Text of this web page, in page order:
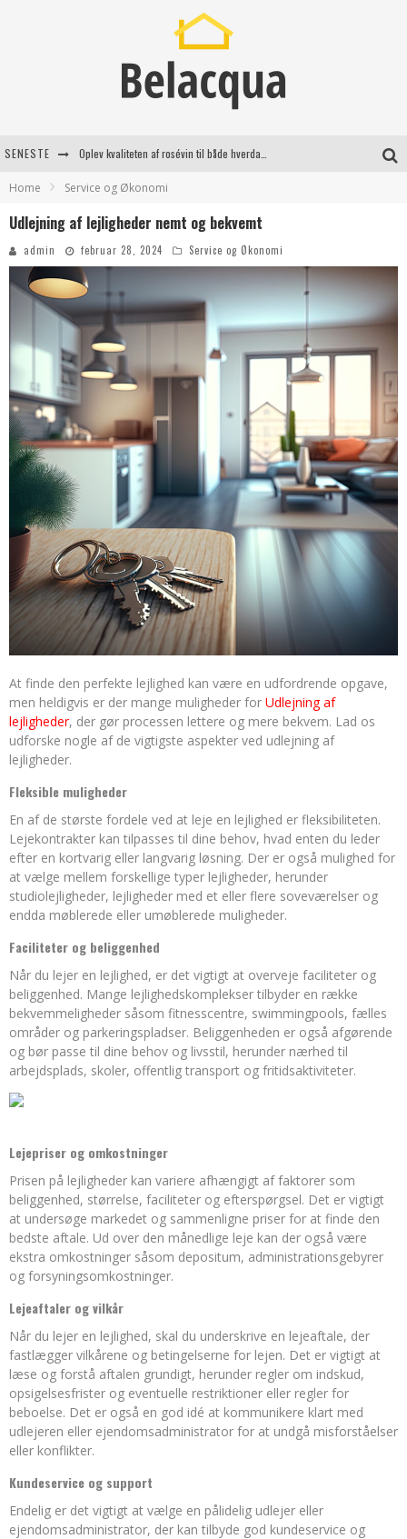
SENESTE
Home Service og Økonomi
Udlejning af lejligheder nemt og bekvemt
admin februar 28, 2024 Service og Økonomi
At finde den perfekte lejlighed kan være en udfordrende opgave,
men heldigvis er der mange muligheder for Udlejning af
lejligheder, der gør processen lettere og mere bekvem. Lad os
udforske nogle af de vigtigste aspekter ved udlejning af
lejligheder.
Fleksible muligheder
En af de største fordele ved at leje en lejlighed er fleksibiliteten.
Lejekontrakter kan tilpasses til dine behov, hvad enten du leder
efter en kortvarig eller langvarig løsning. Der er også mulighed for
at vælge mellem forskellige typer lejligheder, herunder
studiolejligheder, lejligheder med et eller flere soveværelser og
endda møblerede eller umøblerede muligheder.
Faciliteter og beliggenhed
Når du lejer en lejlighed, er det vigtigt at overveje faciliteter og
beliggenhed. Mange lejlighedskomplekser tilbyder en række
bekvemmeligheder såsom fitnesscentre, swimmingpools, fælles
områder og parkeringspladser. Beliggenheden er også afgørende
og bør passe til dine behov og livsstil, herunder nærhed til
arbejdsplads, skoler, offentlig transport og fritidsaktiviteter.
Lejepriser og omkostninger
Prisen på lejligheder kan variere afhængigt af faktorer som
beliggenhed, størrelse, faciliteter og efterspørgsel. Det er vigtigt
at undersøge markedet og sammenligne priser for at finde den
bedste aftale. Ud over den månedlige leje kan der også være
ekstra omkostninger såsom depositum, administrationsgebyrer
og forsyningsomkostninger.
Lejeaftaler og vilkår
Når du lejer en lejlighed, skal du underskrive en lejeaftale, der
fastlægger vilkårene og betingelserne for lejen. Det er vigtigt at
læse og forstå aftalen grundigt, herunder regler om indskud,
opsigelsesfrister og eventuelle restriktioner eller regler for
beboelse. Det er også en god idé at kommunikere klart med
udlejeren eller ejendomsadministrator for at undgå misforståelser
eller konflikter.
Kundeservice og support
Endelig er det vigtigt at vælge en pålidelig udlejer eller
ejendomsadministrator, der kan tilbyde god kundeservice og